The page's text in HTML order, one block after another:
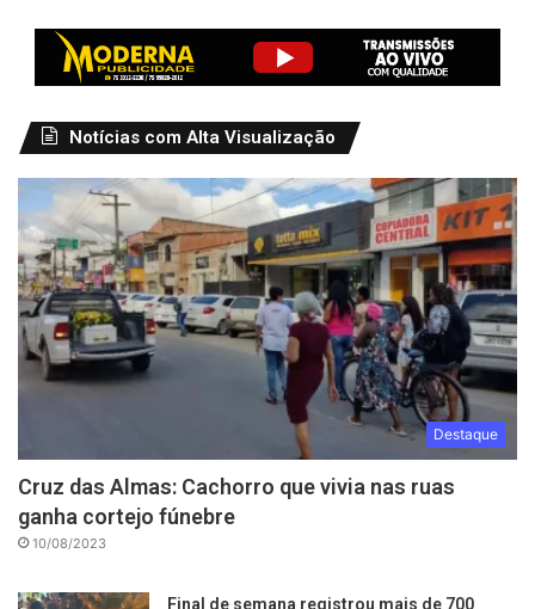
Notícias com Alta Visualização
Destaque
Cruz das Almas: Cachorro que vivia nas ruas
ganha cortejo fúnebre
10/08/2023
Final de semana registrou mais de 700